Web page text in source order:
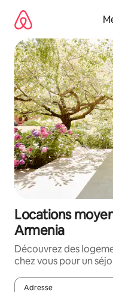
directement
contenu
Locations
Armenia
Découvrez des
chez vous pour un
Adresse